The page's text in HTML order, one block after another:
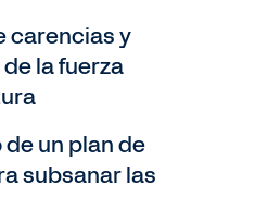
carencias y
la fuerza
un plan de
subsanar las